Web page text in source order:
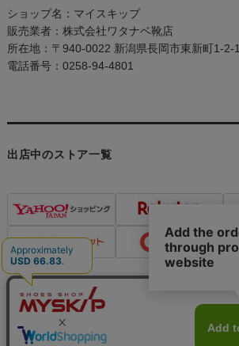
ショップ名：マイスキップ
販売業者：株式会社ワタナベ靴店
所在地：〒940-0022 新潟県長岡市東新町1-2-1
電話番号：0258-94-4801
出店中のストア一覧